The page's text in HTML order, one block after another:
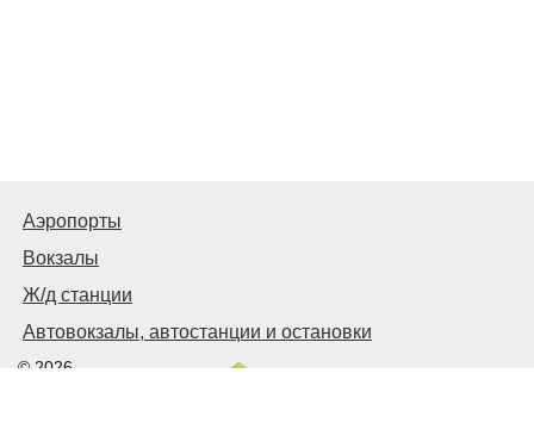
Аэропорты
Вокзалы
Ж/д станции
Автовокзалы, автостанции и остановки
© 2026